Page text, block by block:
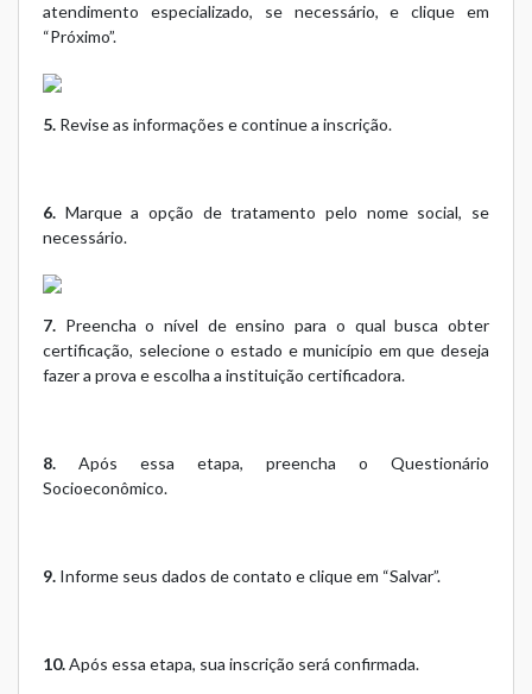
atendimento especializado, se necessário, e clique em
“Próximo”.
5. Revise as informações e continue a inscrição.
6. Marque a opção de tratamento pelo nome social, se
necessário.
7. Preencha o nível de ensino para o qual busca obter
certificação, selecione o estado e município em que deseja
fazer a prova e escolha a instituição certificadora.
8. Após essa etapa, preencha o Questionário
Socioeconômico.
9. Informe seus dados de contato e clique em “Salvar”.
10.Após essa etapa, sua inscrição será confirmada.